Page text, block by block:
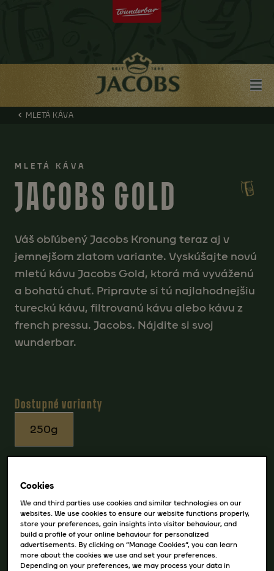
MLETÁ KÁVA
MLETÁ KÁVA
JACOBS GOLD
Váš obľúbený Jacobs Kronung teraz aj v
jemnejšom zlatom variante. Vyskúšajte novú
mletú kávu Jacobs Gold, ktorá má vyváženú
a bohatú chuť. Pripravte si tú najlahodnejšiu
tureckú kávu, filtrovanú kávu alebo kávu z
french pressu. Jacobs. Nájdite si svoj
wunderbar.
Dostupné varianty
250g
Cookies
We and third parties use cookies and similar technologies on our
websites. We use cookies to ensure our website functions properly,
store your preferences, gain insights into visitor behaviour, and
build a profile of your online behaviour for personalized
advertisements. By clicking on “Manage Cookies”, you can learn
more about the cookies we use and set your preferences.
Depending on your preferences, we may process your data in